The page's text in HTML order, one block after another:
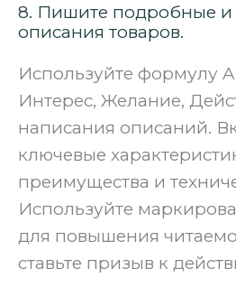
8. Пишите подробные и
описания товаров.
Используйте формулу
Интерес, Желание,
написания описаний.
ключевые
преимущества и
Используйте
для повышения
ставьте призыв к